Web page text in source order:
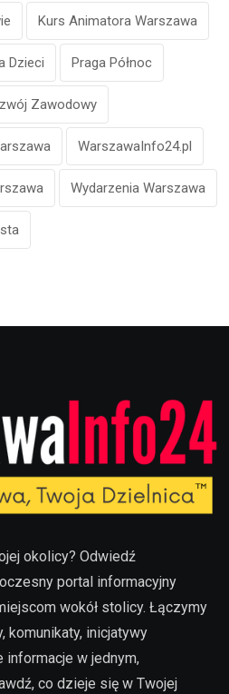
Kurs Animatora Warszawa
Dzieci Praga Północ
Zawodowy
WarszawaInfo24.pl
Wydarzenia Warszawa
okolicy? Odwiedź
portal informacyjny
wokół stolicy. Łączymy
komunikaty, inicjatywy
w jednym,
co dzieje się w Twojej